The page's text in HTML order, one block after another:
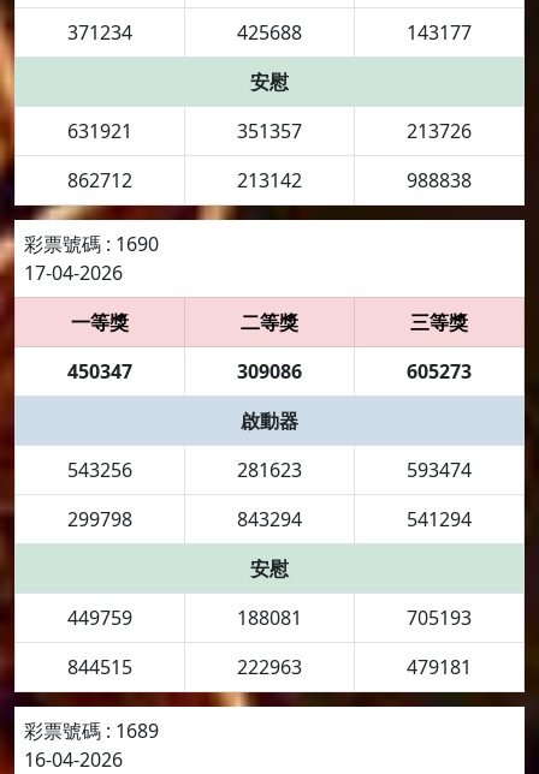
371234
425688
143177
安慰
631921
351357
213726
862712
213142 988838
彩票號碼 : 1690
17-04-2026
一等獎
二等獎
三等獎
450347
309086
605273
啟動器
543256
281623
593474
299798
843294
541294
安慰
449759
188081
705193
844515
222963 479181
彩票號碼 : 1689
16-04-2026